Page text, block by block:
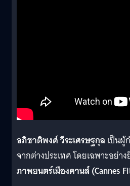
อภิชาติพงศ์ วีระเศรษฐกุล เป็นผู้
จากต่างประเทศ โดยเฉพาะอย่าง
ภาพยนตร์เมืองคานส์ (Cannes